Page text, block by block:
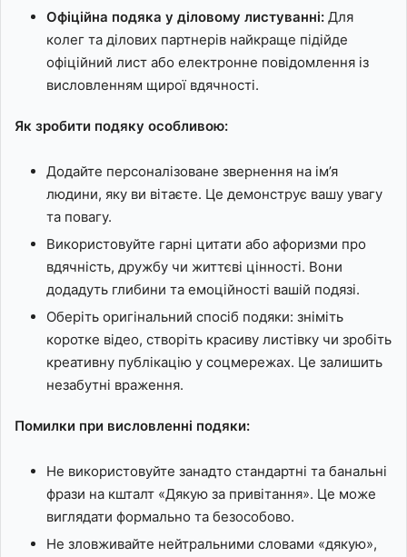
Офіційна подяка у діловому листуванні: Для
колег та ділових партнерів найкраще підійде
офіційний лист або електронне повідомлення із
висловленням щирої вдячності.
Як зробити подяку особливою:
Додайте персоналізоване звернення на ім’я
людини, яку ви вітаєте. Це демонструє вашу увагу
та повагу.
Використовуйте гарні цитати або афоризми про
вдячність, дружбу чи життєві цінності. Вони
додадуть глибини та емоційності вашій подязі.
Оберіть оригінальний спосіб подяки: зніміть
коротке відео, створіть красиву листівку чи зробіть
креативну публікацію у соцмережах. Це залишить
незабутні враження.
Помилки при висловленні подяки:
Не використовуйте занадто стандартні та банальні
фрази на кшталт «Дякую за привітання». Це може
виглядати формально та безособово.
Не зловживайте нейтральними словами «дякую»,